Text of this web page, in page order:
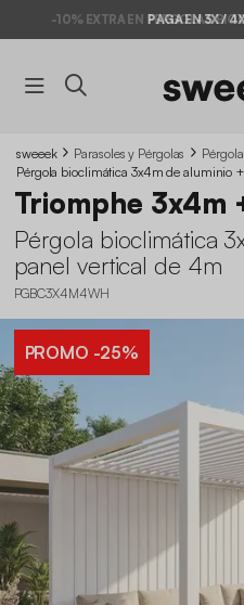
PAGA EN 3X /
sweeek Parasoles y Pérgolas
Pérgola bioclimática 3x4m de aluminio
Triomphe 3x4m
Pérgola bioclimática
panel vertical de 4m
PGBC3X4M4WH
PROMO -25%